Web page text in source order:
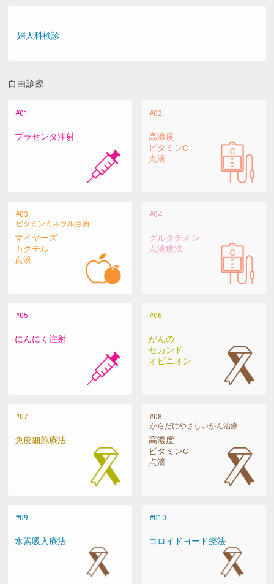
婦人科検診
自由診療
プラセンタ注射
高濃度
ビタミンC
点滴
マイヤーズ
カクテル
点滴
ビタミンミネラル点滴
グルタチオン
点滴療法
にんにく注射
がんの
セカンド
オピニオン
免疫細胞療法
高濃度
ビタミンC
点滴
からだにやさしいがん治療
水素吸入療法 コロイドヨード療法